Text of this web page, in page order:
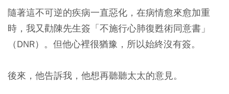
隨著這不可逆的疾病一直惡化，在病情愈來愈加重
時，我又勸陳先生簽「不施行心肺復甦術同意書」
（DNR）。但他心裡很猶豫，所以始終沒有簽。
後來，他告訴我，他想再聽聽太太的意見。